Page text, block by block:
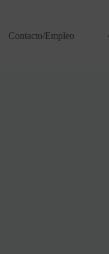
Contacto/Empleo